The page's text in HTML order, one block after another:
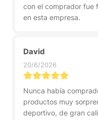
con el comprador fue
en esta empresa.
David
20/6/2026
Nunca había
productos muy
deportivo, de gran